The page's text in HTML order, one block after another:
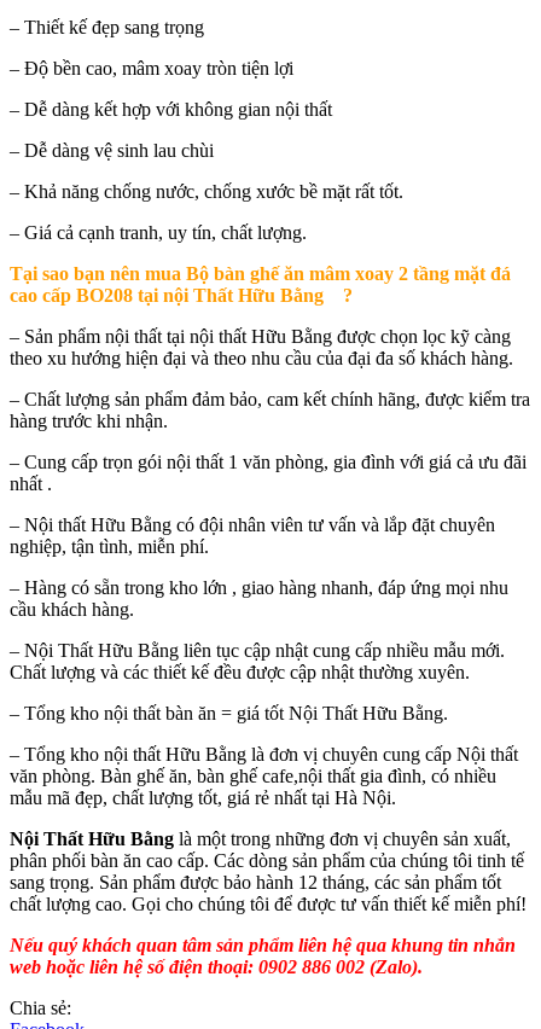
– Thiết kế đẹp sang trọng
– Độ bền cao, mâm xoay tròn tiện lợi
– Dễ dàng kết hợp với không gian nội thất
– Dễ dàng vệ sinh lau chùi
– Khả năng chống nước, chống xước bề mặt rất tốt.
– Giá cả cạnh tranh, uy tín, chất lượng.
Tại sao bạn nên mua Bộ bàn ghế ăn mâm xoay 2 tầng mặt đá
cao cấp BO208 tại nội Thất Hữu Bằng ?
– Sản phẩm nội thất tại nội thất Hữu Bằng được chọn lọc kỹ càng
theo xu hướng hiện đại và theo nhu cầu của đại đa số khách hàng.
– Chất lượng sản phẩm đảm bảo, cam kết chính hãng, được kiểm tra
hàng trước khi nhận.
– Cung cấp trọn gói nội thất 1 văn phòng, gia đình với giá cả ưu đãi
nhất .
– Nội thất Hữu Bằng có đội nhân viên tư vấn và lắp đặt chuyên
nghiệp, tận tình, miễn phí.
– Hàng có sẵn trong kho lớn , giao hàng nhanh, đáp ứng mọi nhu
cầu khách hàng.
– Nội Thất Hữu Bằng liên tục cập nhật cung cấp nhiều mẫu mới.
Chất lượng và các thiết kế đều được cập nhật thường xuyên.
– Tổng kho nội thất bàn ăn = giá tốt Nội Thất Hữu Bằng.
– Tổng kho nội thất Hữu Bằng là đơn vị chuyên cung cấp Nội thất
văn phòng. Bàn ghế ăn, bàn ghế cafe,nội thất gia đình, có nhiều
mẫu mã đẹp, chất lượng tốt, giá rẻ nhất tại Hà Nội.
Nội Thất Hữu Bằng là một trong những đơn vị chuyên sản xuất,
phân phối bàn ăn cao cấp. Các dòng sản phẩm của chúng tôi tinh tế
sang trọng. Sản phẩm được bảo hành 12 tháng, các sản phẩm tốt
chất lượng cao. Gọi cho chúng tôi để được tư vấn thiết kế miễn phí!
Nếu quý khách quan tâm sản phẩm liên hệ qua khung tin nhắn
web hoặc liên hệ số điện thoại: 0902 886 002 (Zalo).
Chia sẻ: